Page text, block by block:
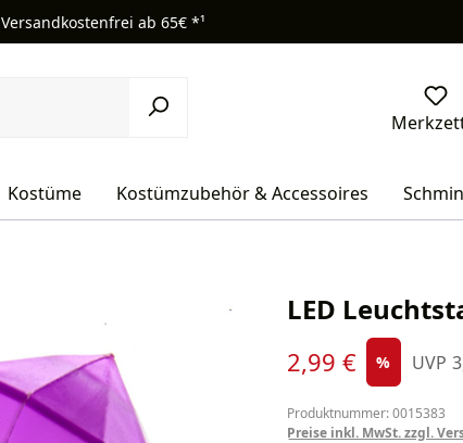
Versandkostenfrei ab 65€ *¹
Kostüme Kostümzubehör & Accessoires
LED
Verkaufspreis:
2,99 € % UVP
Produktnummer: 0015383
Preise inkl. MwSt. zzgl.